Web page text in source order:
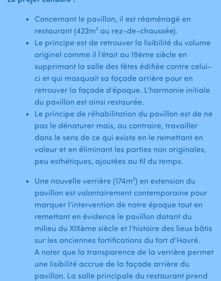
Concernant le pavillon, il est réaménagé en
restaurant (422m² au rez-de-chaussée).
Le principe est de retrouver la lisibilité du volume
originel comme il l’était au 19ème siècle en
supprimant la salle des fêtes édifiée contre celui-
ci et qui masquait sa façade arrière pour en
retrouver la façade d’époque. L’harmonie initiale
du pavillon est ainsi restaurée.
Le principe de réhabilitation du pavillon est de ne
pas le dénaturer mais, au contraire, travailler
dans le sens de ce qui existe en le remettant en
valeur et en éliminant les parties non originales,
peu esthétiques, ajoutées au fil du temps.
Une nouvelle verrière (174m²) en extension du
pavillon est volontairement contemporaine pour
marquer l’intervention de notre époque tout en
remettant en évidence le pavillon datant du
milieu du XIXème siècle et l’histoire des lieux bâtis
sur les anciennes fortifications du fort d’Havré.
A noter que la transparence de la verrière permet
une lisibilité accrue de la façade arrière du
pavillon. La salle principale du restaurant prend